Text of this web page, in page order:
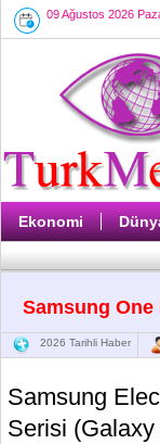
09 Ağustos 2026
Ekonomi
Samsung One
2026 Tarihli Haber
Samsung
Serisi